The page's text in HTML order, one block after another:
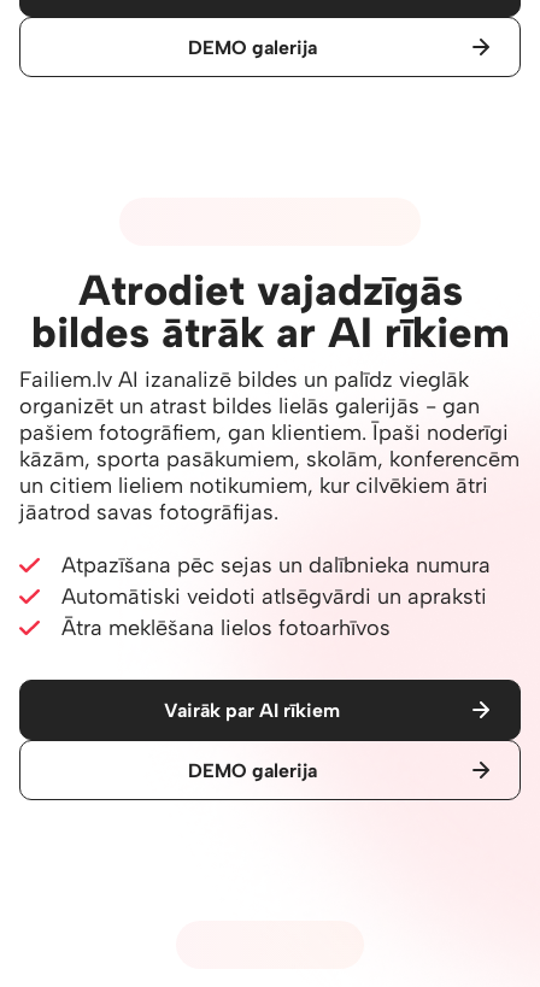
DEMO galerija
Atrodiet vajadzīgās
bildes ātrāk ar AI rīkiem
Failiem.lv AI izanalizē bildes un palīdz vieglāk
organizēt un atrast bildes lielās galerijās - gan
pašiem fotogrāfiem, gan klientiem. Īpaši noderīgi
kāzām, sporta pasākumiem, skolām, konferencēm
un citiem lieliem notikumiem, kur cilvēkiem ātri
jāatrod savas fotogrāfijas.
Atpazīšana pēc sejas un dalībnieka numura
Automātiski veidoti atlsēgvārdi un apraksti
Ātra meklēšana lielos fotoarhīvos
Vairāk par AI rīkiem
DEMO galerija